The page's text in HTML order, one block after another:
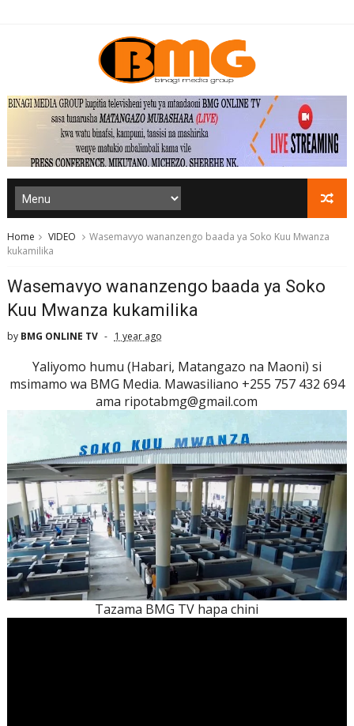
Home VIDEO
Wasemavyo wananzengo baada ya Soko Kuu Mwanza
kukamilika
Wasemavyo wananzengo baada ya Soko
Kuu Mwanza kukamilika
by BMG ONLINE TV 1 year ago
Yaliyomo humu (Habari, Matangazo na Maoni) si
msimamo wa BMG Media. Mawasiliano +255 757 432 694
ama ripotabmg@gmail.com
Tazama BMG TV hapa chini